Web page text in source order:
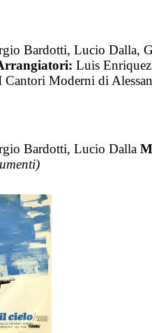
Bardotti, Lucio Dalla,
Luis
Cantori Moderni di
Bardotti, Lucio Dalla